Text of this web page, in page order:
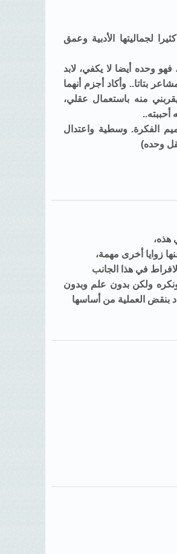
لجماليتها الأدبية وعمق
وحده أيضا لا يكفي، لابد
بتاتا.. وأكاد أجزم أنهما
منه باستعمال عقلي،
أحببته..
الفكرة. وسطية واعتدال
وحده)
هذه،
زوايا أخرى مهمة،
في هذا الجانب
ولكن بدون علم وبدون
بنقض العملية من أساسها